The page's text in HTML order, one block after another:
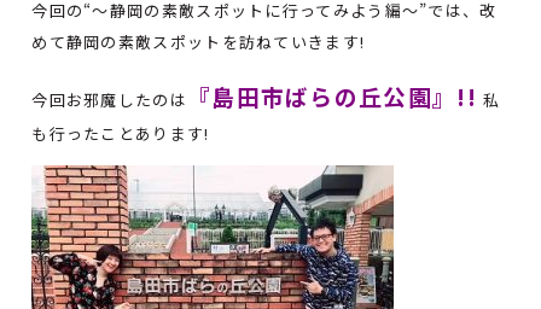
今回の“～静岡の素敵スポットに行ってみよう編～”では、改
めて静岡の素敵スポットを訪ねていきます!
今回お邪魔したのは 『島田市ばらの丘公園』!! 私
も行ったことあります!